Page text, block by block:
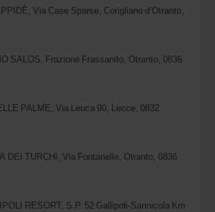
Via Case Sparse, Corigliano d’Otranto,
SALOS, Frazione Frassanito, Otranto, 0836
PALME, Via Leuca 90, Lecce, 0832
DEI TURCHI, Via Fontanelle, Otranto, 0836
RESORT, S.P. 52 Gallipoli-Sannicola Km